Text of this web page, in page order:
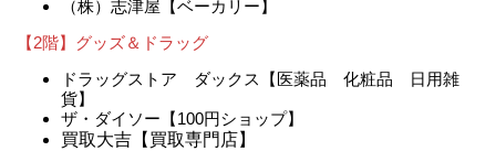
（株）志津屋【ベーカリー】
【2階】グッズ＆ドラッグ
ドラッグストア ダックス【医薬品 化粧品 日用雑
貨】
ザ・ダイソー【100円ショップ】
買取大吉【 買取専門店】